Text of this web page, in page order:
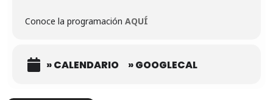
Conoce la programación AQUÍ
» CALENDARIO » GOOGLECAL